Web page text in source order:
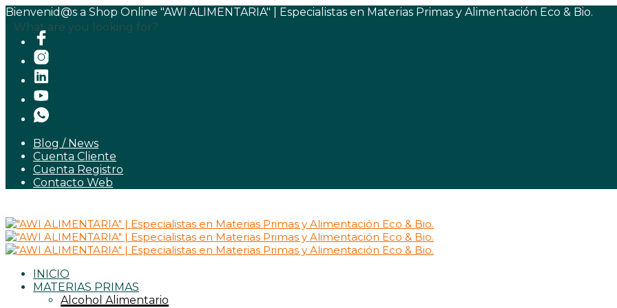
Bienvenid@s a Shop Online "AWI ALIMENTARIA" | Especialistas en Materias Primas y Alimentación Eco & Bio.
Blog / News
Cuenta Cliente
Cuenta Registro
Contacto Web
INICIO
MATERIAS PRIMAS
Alcohol Alimentario
What are you looking for?